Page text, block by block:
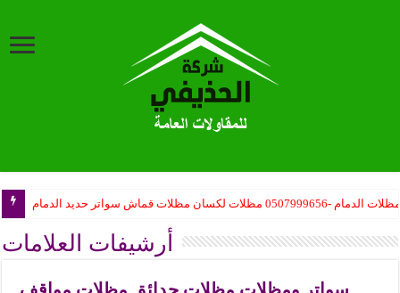
الدمام -0507999656 مظلات لكسان مظلات قماش سواتر حديد الدمام
أرشيفات العلامات